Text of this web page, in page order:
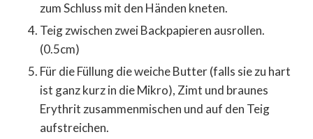
zum Schluss mit den Händen kneten.
Teig zwischen zwei Backpapieren ausrollen.
(0.5cm)
Für die Füllung die weiche Butter (falls sie zu hart
ist ganz kurz in die Mikro), Zimt und braunes
Erythrit zusammenmischen und auf den Teig
aufstreichen.